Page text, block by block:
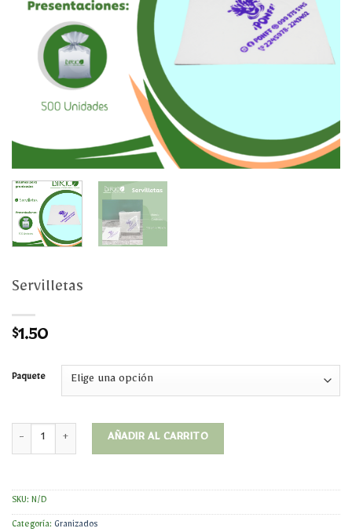
Servilletas
$1.50
Paquete
Servilletas cantidad
AÑADIR AL CARRITO
SKU: N/D
Categoría: Granizados